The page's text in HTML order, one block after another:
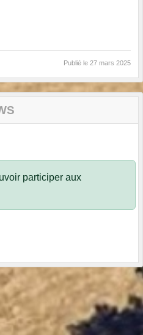
Publié le 27 mars 2025
participer aux